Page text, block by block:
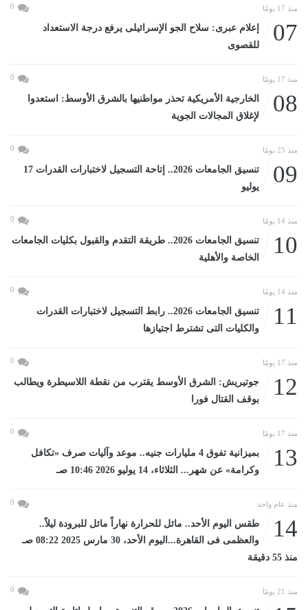
منذ 17 يومًا 0
07
إعلام عبرى: سلاح الجو الإسرائيلى يرفع درجة الاستعداد
للقصوى
منذ 17 يومًا 0
08
الخارجية الأمريكية تحذر مواطنيها بالشرق الأوسط: استعدوا
لإغلاق المجالات الجوية
منذ 25 يومًا 0
09
تنسيق الجامعات 2026.. إتاحة التسجيل لاختبارات القدرات 17
يوليو
منذ 14 يومًا 0
10
تنسيق الجامعات 2026.. طريقة التقدم والقبول بكليات الجامعات
الخاصة والأهلية
منذ 14 يومًا 0
11
تنسيق الجامعات 2026.. رابط التسجيل لاختبارات القدرات
والكليات التى تشترط اجتيازها
منذ 17 يومًا 0
12
جوتيريش: الشرق الأوسط يقترب من نقطة اللاسيطرة ويطالب
بوقف القتال فورا
منذ 17 يومًا 0
13
بميزانية تفوق 4 مليارات جنيه.. موعد وآليات صرف «تكافل
وكرامة» عن شهر... الثلاثاء، 14 يوليو 2026 10:46 صـ
منذ عام واحد 0
14
طقس اليوم الأحد.. مائل للحرارة نهاراً مائل للبرودة ليلاً..
والعظمى فى القاهرة...اليوم الأحد، 30 مارس 2025 08:22 صـ
منذ 55 دقيقة
منذ 21 يومًا 0